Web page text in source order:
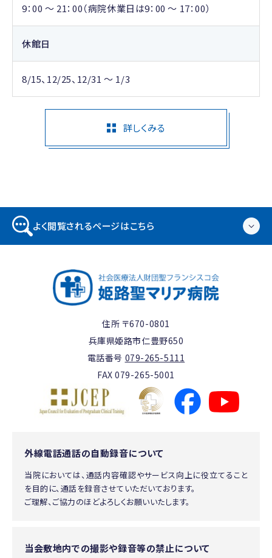
9：00 ～ 21：00（病院休業日は9：00 ～ 17：00）
休館日
8/15、12/25、12/31 ～ 1/3
詳しくみる
よく閲覧されるページはこちら
住所 〒670-0801
兵庫県姫路市仁豊野650
電話番号 079-265-5111
FAX 079-265-5001
外線電話通話の自動録音について
当院においては、通話内容確認やサービス向上に役立てること
を目的に、通話を録音させていただいております。
ご理解、ご協力のほどよろしくお願いいたします。
当会敷地内での撮影や録音等の禁止について